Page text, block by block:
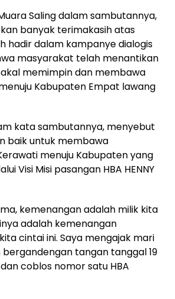
Saling dalam sambutannya,
banyak terimakasih atas
hadir dalam kampanye dialogis
masyarakat telah menantikan
memimpin dan membawa
Kabupaten Empat lawang
kata sambutannya, menyebut
baik untuk membawa
menuju Kabupaten yang
Visi Misi pasangan HBA HENNY
kemenangan adalah milik kita
adalah kemenangan
cintai ini. Saya mengajak mari
tangan tanggal 19
coblos nomor satu HBA